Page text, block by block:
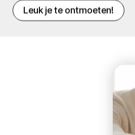
Leuk je te ontmoeten!